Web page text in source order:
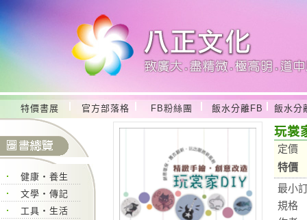
特價書展 官方部落格 FB粉絲團 飯水分離FB 飯水分
健康‧養生
文學‧傳記
工具‧生活
玩裳
定價
特價
最小
規格